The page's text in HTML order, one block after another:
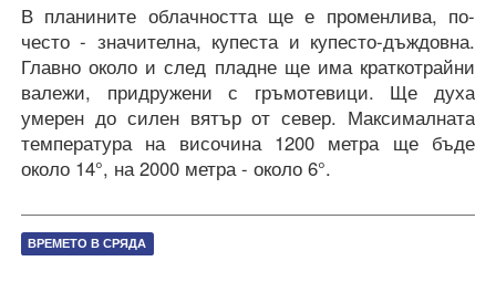
В планините облачността ще е променлива, по-
често - значителна, купеста и купесто-дъждовна.
Главно около и след пладне ще има краткотрайни
валежи, придружени с гръмотевици. Ще духа
умерен до силен вятър от север. Максималната
температура на височина 1200 метра ще бъде
около 14°, на 2000 метра - около 6°.
ВРЕМЕТО В СРЯДА